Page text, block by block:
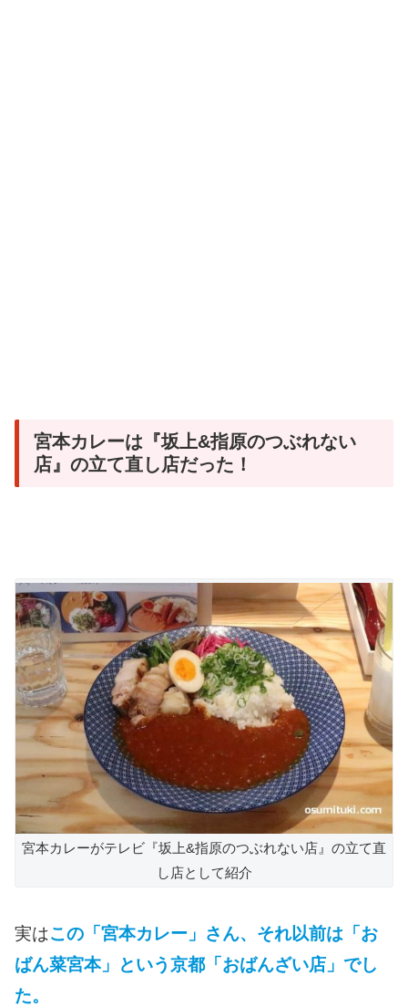
宮本カレーは『坂上&指原のつぶれない
店』の立て直し店だった！
宮本カレーがテレビ『坂上&指原のつぶれない店』の立て直
し店として紹介
実はこの「宮本カレー」さん、それ以前は「お
ばん菜宮本」という京都「おばんざい店」でし
た。